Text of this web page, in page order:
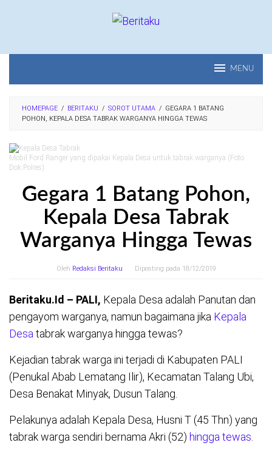
MENU
HOMEPAGE / BERITAKU / SOROT UTAMA / GEGARA 1 BATANG
POHON, KEPALA DESA TABRAK WARGANYA HINGGA TEWAS
Mobil Ford Ranger yang dipakai Kepala Desa untuk tabrak warganya (Foto :
Dok.Polres)
Gegara 1 Batang Pohon,
Kepala Desa Tabrak
Warganya Hingga Tewas
Oleh Redaksi Beritaku Diposting pada 18/12/2019
Beritaku.Id – PALI, Kepala Desa adalah Panutan dan
pengayom warganya, namun bagaimana jika Kepala
Desa tabrak warganya hingga tewas?
Kejadian tabrak warga ini terjadi di Kabupaten PALI
(Penukal Abab Lematang Ilir), Kecamatan Talang Ubi,
Desa Benakat Minyak, Dusun Talang.
Pelakunya adalah Kepala Desa, Husni T (45 Thn) yang
tabrak warga sendiri bernama Akri (52) hingga tewas